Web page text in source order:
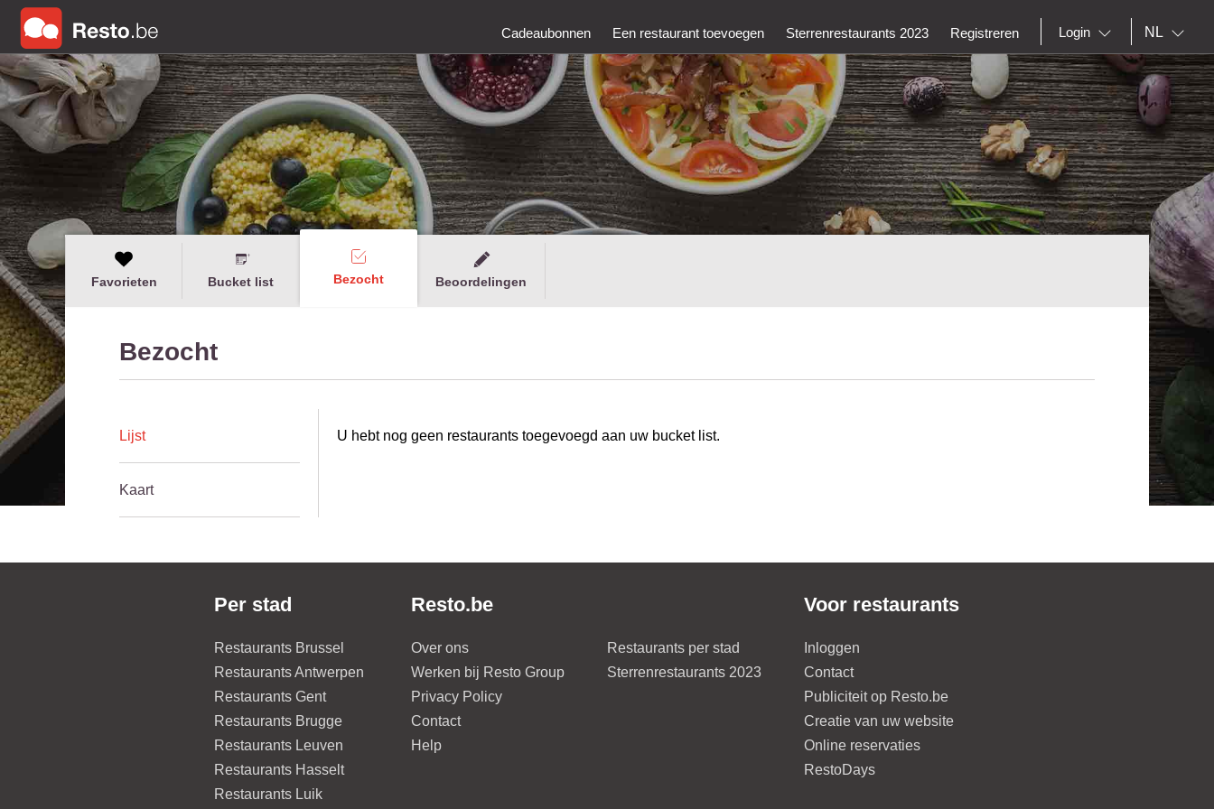
Cadeaubonnen Een restaurant toevoegen Sterrenrestaurants 2023 Registreren Login NL
Favorieten Bucket list Bezocht Beoordelingen
Bezocht
Lijst
Kaart
U hebt nog geen restaurants toegevoegd aan uw bucket list.
Per stad
Restaurants Brussel
Restaurants Antwerpen
Restaurants Gent
Restaurants Brugge
Restaurants Leuven
Restaurants Hasselt
Restaurants Luik
Resto.be
Over ons
Werken bij Resto Group
Privacy Policy
Contact
Help
Restaurants per stad
Sterrenrestaurants 2023
Voor restaurants
Inloggen
Contact
Publiciteit op Resto.be
Creatie van uw website
Online reservaties
RestoDays